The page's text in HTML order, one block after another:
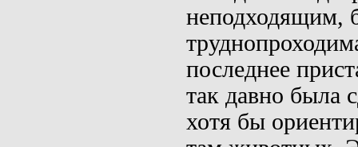
неподходящим,
последнее
так давно была
хотя бы